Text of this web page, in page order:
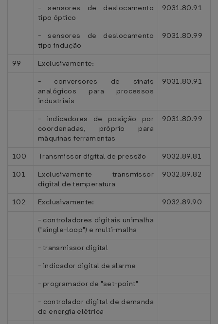
- sensores de deslocamento
tipo óptico
9031.80.91
- sensores de deslocamento
tipo indução
9031.80.99
99
Exclusivamente:
- conversores de sinais
analógicos para processos
industriais
9031.80.91
- indicadores de posição por
coordenadas, próprio para
máquinas ferramentas
9031.80.99
100 Transmissor digital de pressão
9032.89.81
101
Exclusivamente transmissor
digital de temperatura
9032.89.82
102 Exclusivamente:
9032.89.90
- controladores digitais unimalha
("single-loop") e multi-malha
- transmissor digital
- indicador digital de alarme
- programador de "set-point"
- controlador digital de demanda
de energia elétrica